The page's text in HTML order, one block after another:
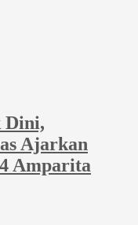
Dini,
Ajarkan
Amparita